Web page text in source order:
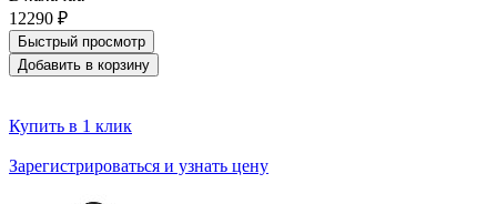
12290 ₽
Быстрый просмотр
Добавить в корзину
Купить в 1 клик
Зарегистрироваться и узнать цену